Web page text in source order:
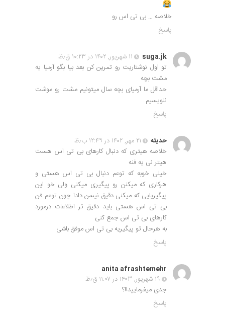
خلاصه … بی تی اس رو
پاسخ
suga.jk
۱۱ شهریور, ۱۴۰۲ در ۱۰:۲۳ ق٫ظ
تو اول نوشتاریت رو تمرین کن بعد بیا بگو آرمیا یه
مشت بچه
حداقل ما آرمیای بچه سال میتونیم مشت رو موشت
ننویسیم
پاسخ
حدیثه
۲۱ مهر, ۱۴۰۲ در ۱۲:۴۹ ب٫ظ
خلاصه هیتری که دنبال کارهای بی تی اس هست
هیتر نی یه فنه
خیلی خوبه که توعم دنبال بی تی اس هستی و
هرکاری که میکنن رو پیگیری میکنی ولی خو این
پیگیریایی که میکنی دقیق نیسن دادا چون توعم فن
بی تی اس هستی باید دقیق تر اطلاعات درمورد
کارهای بی تی اس جمع کنی
به هرحال تو پیگیریه بی تی اس موفق باشی
پاسخ
anita afrashtemehr
۱۹ شهریور, ۱۴۰۳ در ۱۱:۰۷ ق٫ظ
جدی میفرمایید!!؟
پاسخ